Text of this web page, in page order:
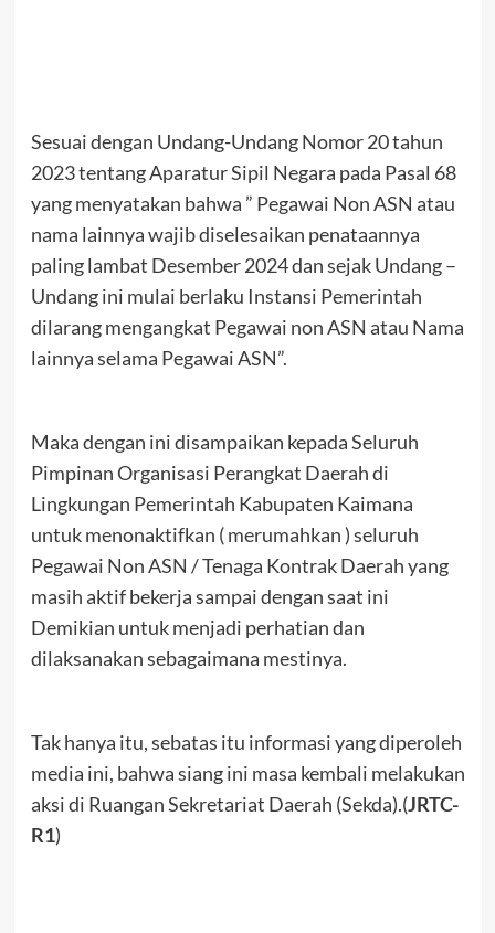
Sesuai dengan Undang-Undang Nomor 20 tahun
2023 tentang Aparatur Sipil Negara pada Pasal 68
yang menyatakan bahwa ” Pegawai Non ASN atau
nama lainnya wajib diselesaikan penataannya
paling lambat Desember 2024 dan sejak Undang –
Undang ini mulai berlaku Instansi Pemerintah
dilarang mengangkat Pegawai non ASN atau Nama
lainnya selama Pegawai ASN”.
Maka dengan ini disampaikan kepada Seluruh
Pimpinan Organisasi Perangkat Daerah di
Lingkungan Pemerintah Kabupaten Kaimana
untuk menonaktifkan ( merumahkan ) seluruh
Pegawai Non ASN / Tenaga Kontrak Daerah yang
masih aktif bekerja sampai dengan saat ini
Demikian untuk menjadi perhatian dan
dilaksanakan sebagaimana mestinya.
Tak hanya itu, sebatas itu informasi yang diperoleh
media ini, bahwa siang ini masa kembali melakukan
aksi di Ruangan Sekretariat Daerah (Sekda).(JRTC-
R1)